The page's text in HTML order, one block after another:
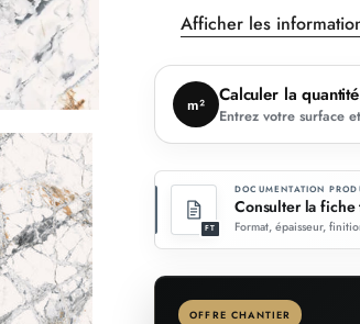
Afficher les
m² Calculer la
Entrez votre surface
FT
DOCUMENTATION
Consulter la
Format, épaisseur,
OFFRE CHANTIER